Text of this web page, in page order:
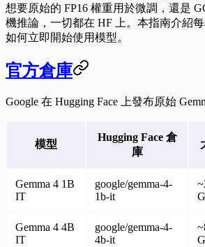
想要原始的 FP16 權重用於微調，還是
機推論，一切都在 HF 上。本指南介紹
如何立即開始使用模型。
官方倉庫
Google 在 Hugging Face 上發布原始
模型
Hugging Face 倉
庫
Gemma 4 1B
IT
google/gemma-4-
1b-it
Gemma 4 4B
IT
google/gemma-4-
4b-it